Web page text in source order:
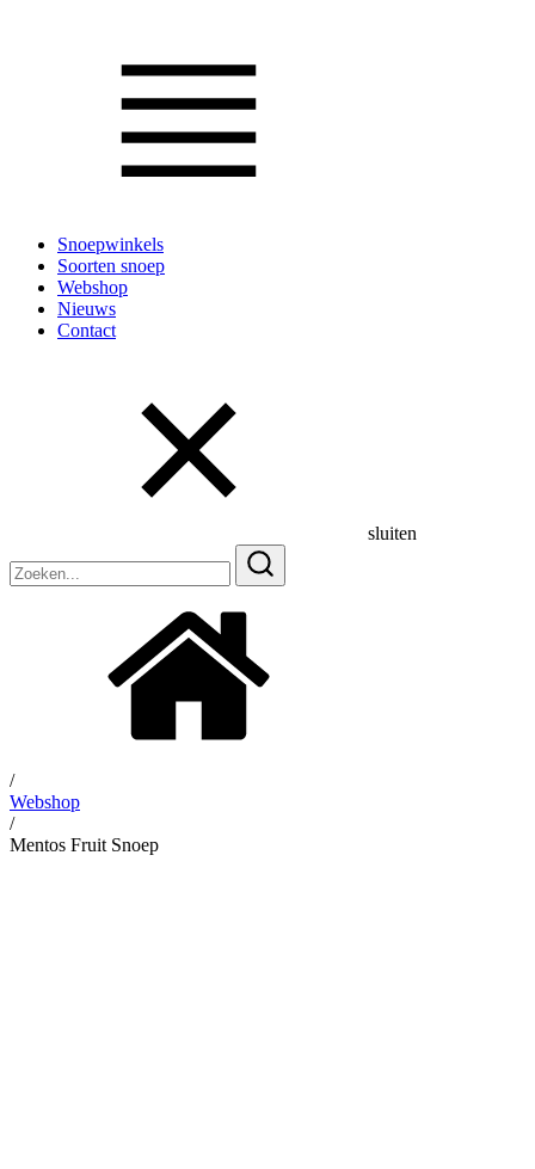
Snoepwinkels
Soorten snoep
Webshop
Nieuws
Contact
sluiten
naar:
/
Webshop
/
Mentos Fruit Snoep